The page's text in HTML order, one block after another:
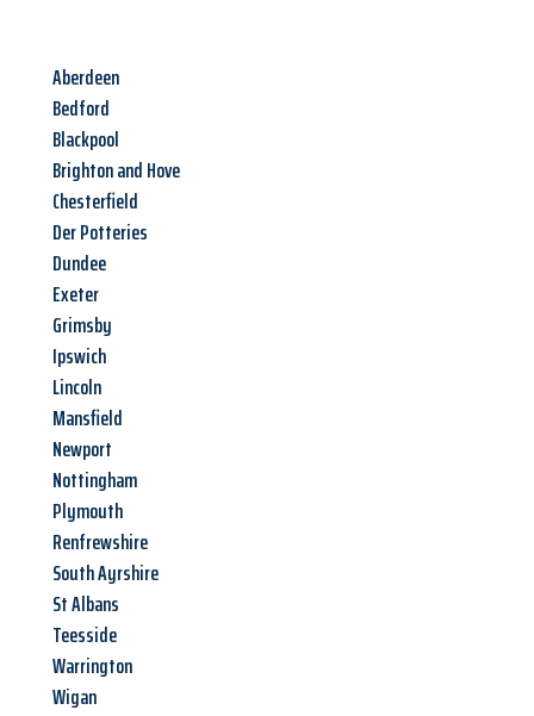
Aberdeen
Bedford
Blackpool
Brighton and Hove
Chesterfield
Der Potteries
Dundee
Exeter
Grimsby
Ipswich
Lincoln
Mansfield
Newport
Nottingham
Plymouth
Renfrewshire
South Ayrshire
St Albans
Teesside
Warrington
Wigan